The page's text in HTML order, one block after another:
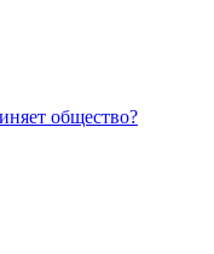
общество?